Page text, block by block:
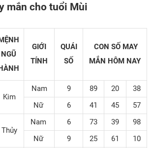
mắn cho tuổi Mùi
NGŨ
GIỚI
TÍNH
QUÁI
SỐ
CON SỐ MAY
MẮN HÔM NAY
Kim
Nam 9 89 20
38
Nữ
6 41 45 57
Thủy
Nam 6 73 39
98
Nữ
9 25 61 10